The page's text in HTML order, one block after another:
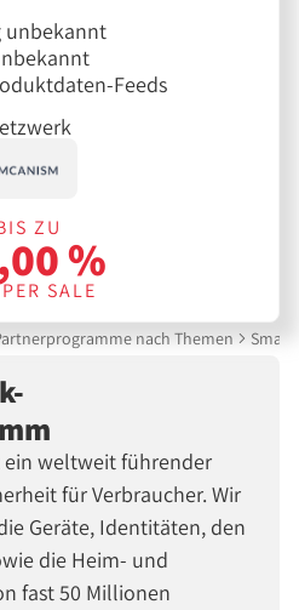
unbekannt
Feeds
ZU
%
SALE
nach Themen
weltweit führender
für Verbraucher. Wir
Geräte, Identitäten, den
die Heim- und
fast 50 Millionen